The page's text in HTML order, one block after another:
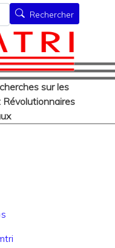
de
sur les
Rechercher